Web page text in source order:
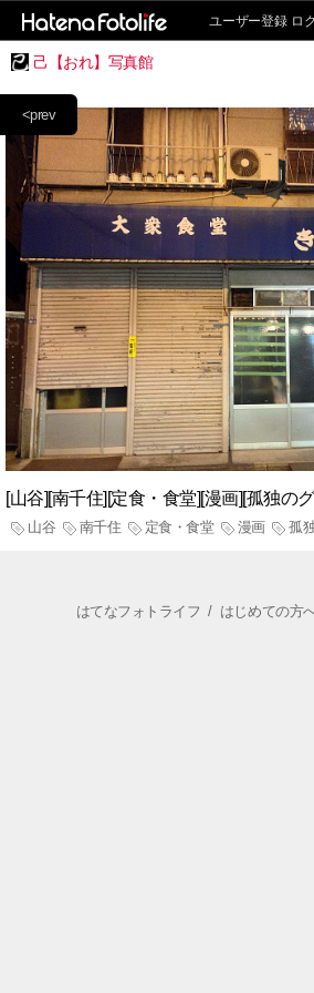
ユーザー登録 ロ
己【おれ】写真館
<prev
[山谷][南千住][定食・食堂][漫画][孤独
山谷 南千住 定食・食堂 漫画 孤
はてなフォトライフ / はじめての方